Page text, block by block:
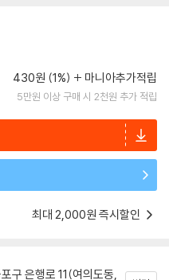
430원 (1%) 마니아추가적립
5만원 이상 구매 시 2천원 추가 적립
최대 2,000원 즉시할인
구 은행로 11(여의도동,